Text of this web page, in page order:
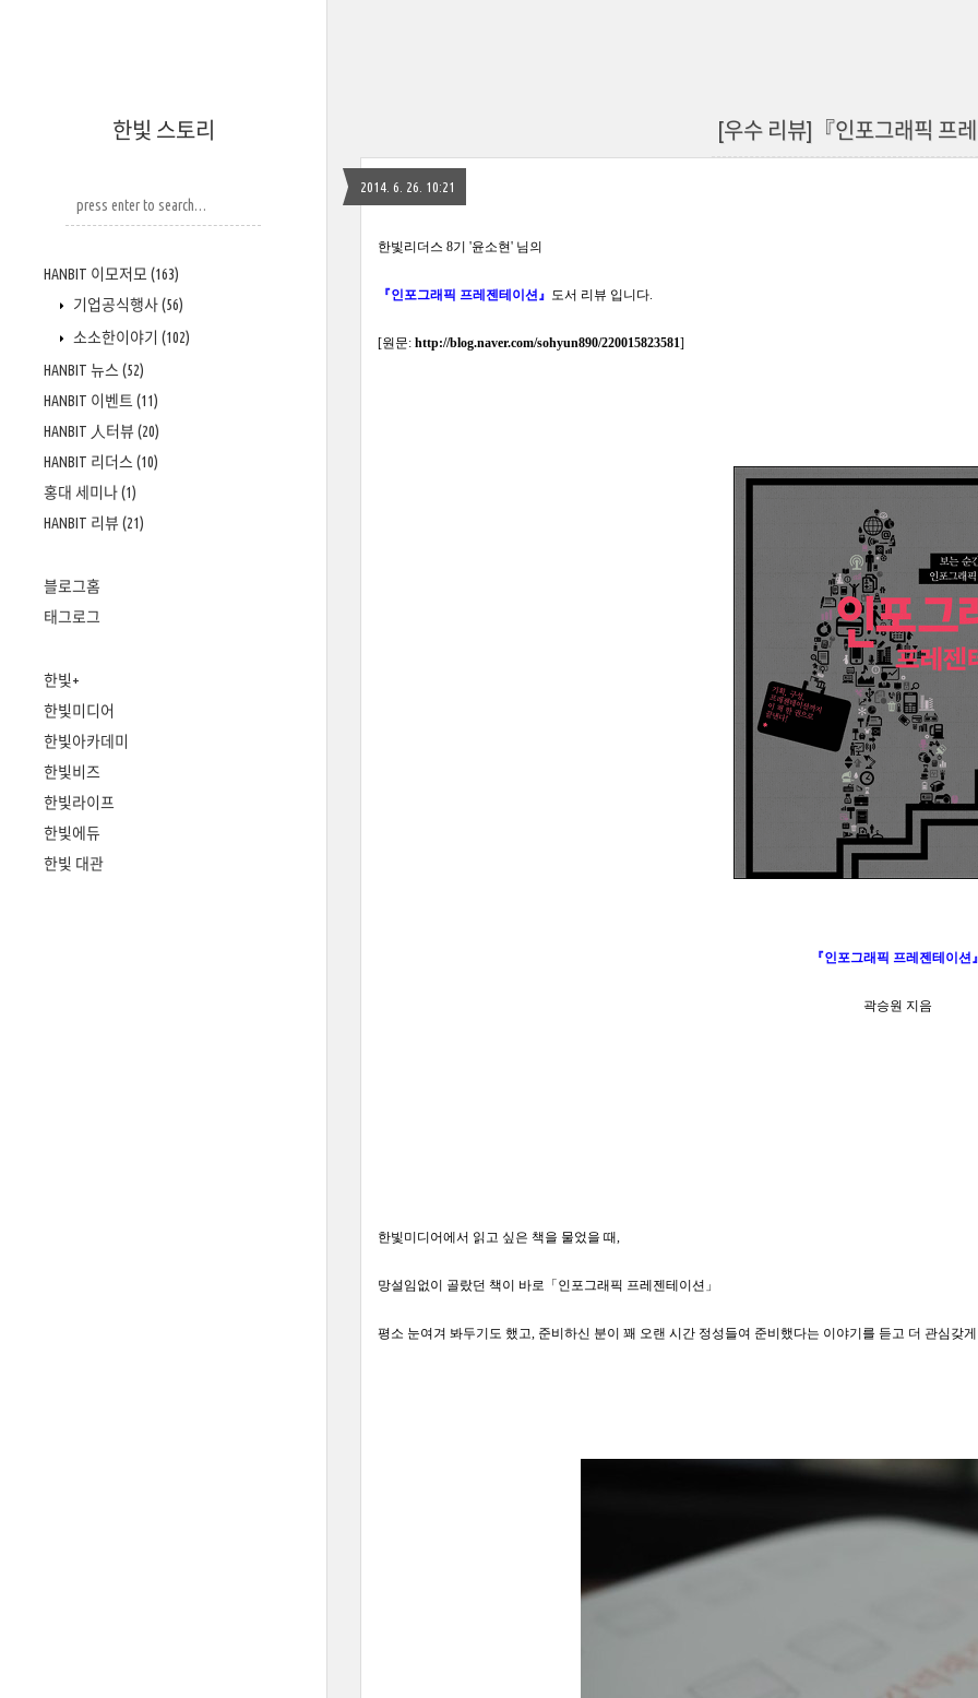
한빛 스토리
HANBIT 이모저모 (163)
기업공식행사(56)
소소한이야기 (102)
HANBIT 뉴스 (52)
HANBIT 이벤트 (11)
HANBIT 人터뷰 (20)
HANBIT 리더스 (10)
홍대 세미나(1)
HANBIT 리뷰 (21)
블로그홈
태그로그
한빛+
한빛미디어
한빛아카데미
한빛비즈
한빛라이프
한빛에듀
한빛 대관
[우수 리뷰]『인포그래픽 프
2014. 6. 26. 10:21
한빛리더스 8기 '윤소현' 님의
『인포그래픽 프레젠테이션』 도서 리뷰 입니다.
[원문: http://blog.naver.com/sohyun890/220015823581]
『인포그래픽 프레젠테이션
곽승원 지음
한빛미디어에서 읽고 싶은 책을 물었을 때,
망설임없이 골랐던 책이 바로「인포그래픽 프레젠테이션」
평소 눈여겨 봐두기도 했고, 준비하신 분이 꽤 오랜 시간 정성들여 준비했다는 이야기를 듣고 더 관심갖